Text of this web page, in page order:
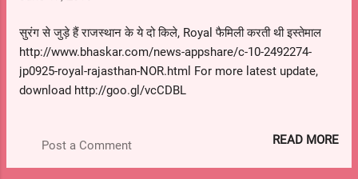
सुरंग से जुड़े हैं राजस्थान के ये दो किले, Royal फैमिली करती थी इस्तेमाल
http://www.bhaskar.com/news-appshare/c-10-2492274-
jp0925-royal-rajasthan-NOR.html For more latest update,
download http://goo.gl/vcCDBL
Post a Comment READ MORE